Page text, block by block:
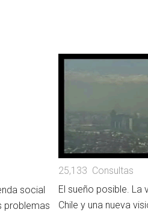
social
problemas
25,133 Consultas
El sueño posible. La
Chile y una nueva